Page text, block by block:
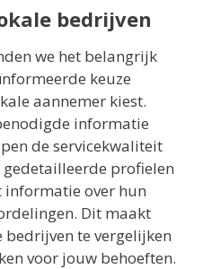
bedrijven
we het belangrijk
keuze
aannemer kiest.
informatie
de servicekwaliteit
profielen
informatie over hun
Dit maakt
te vergelijken
voor jouw behoeften.